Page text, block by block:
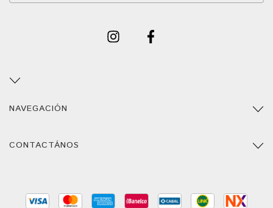
NAVEGACIÓN
CONTACTÁNOS